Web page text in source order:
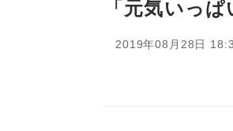
「元気いっ
2019年08月28日